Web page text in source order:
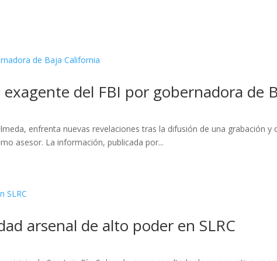
del FBI por gobernadora de
enfrenta nuevas revelaciones tras la difusión de una grabación y
asesor. La información, publicada por...
arsenal de alto poder en SLRC